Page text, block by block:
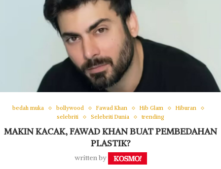
bedah muka bollywood Fawad Khan Hib Glam
Hiburan
selebriti
Selebriti Dunia trending
MAKIN KACAK, FAWAD KHAN BUAT PEMBEDAHAN
PLASTIK?
written by